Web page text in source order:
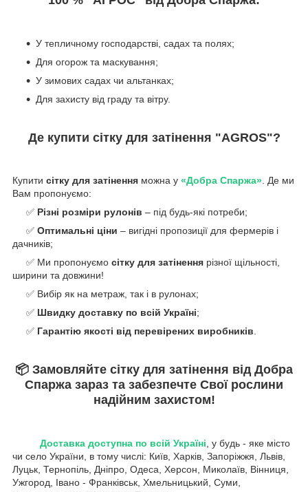
У тепличному господарстві, садах та полях;
Для огорож та маскування;
У зимових садах чи альтанках;
Для захисту від граду та вітру.
Де купити сітку для затінення "AGROS"?
Купити сітку для затінення можна у «Добра Спаржа». Де ми
Вам пропонуємо:
✅ Різні розміри рулонів – під будь-які потреби;
✅ Оптимальні ціни – вигідні пропозиції для фермерів і
дачників;
✅ Ми пропонуємо сітку для затінення різної щільності,
ширини та довжини!
✅ Вибір як на метраж, так і в рулонах;
✅ Швидку доставку по всій Україні;
✅ Гарантію якості від перевірених виробників.
📦 Замовляйте сітку для затінення від Добра
Спаржа зараз та забезпечте Cвої рослини
надійним захистом!
Доставка доступна по всій Україні , у будь - яке місто
чи село України, в тому числі: Київ, Харків, Запоріжжя, Львів,
Луцьк, Тернопіль, Дніпро, Одеса, Херсон, Миколаїв, Вінниця,
Ужгород, Івано - Франківськ, Хмельницький, Суми,